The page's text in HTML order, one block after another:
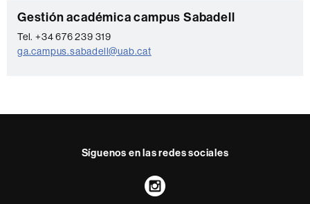
a
c
t
C
o
n
c
Gestión académica campus Sabadell
Tel. +34 676 239 319
ga.campus.sabadell@uab.cat
Síguenos en las redes sociales
Instagram